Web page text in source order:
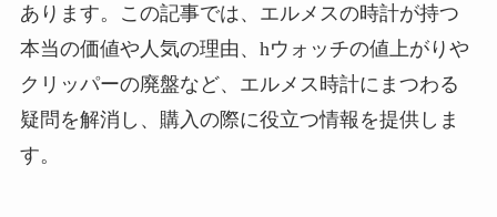
あります。この記事では、エルメスの時計が持つ
本当の価値や人気の理由、hウォッチの値上がりや
クリッパーの廃盤など、エルメス時計にまつわる
疑問を解消し、購入の際に役立つ情報を提供しま
す。